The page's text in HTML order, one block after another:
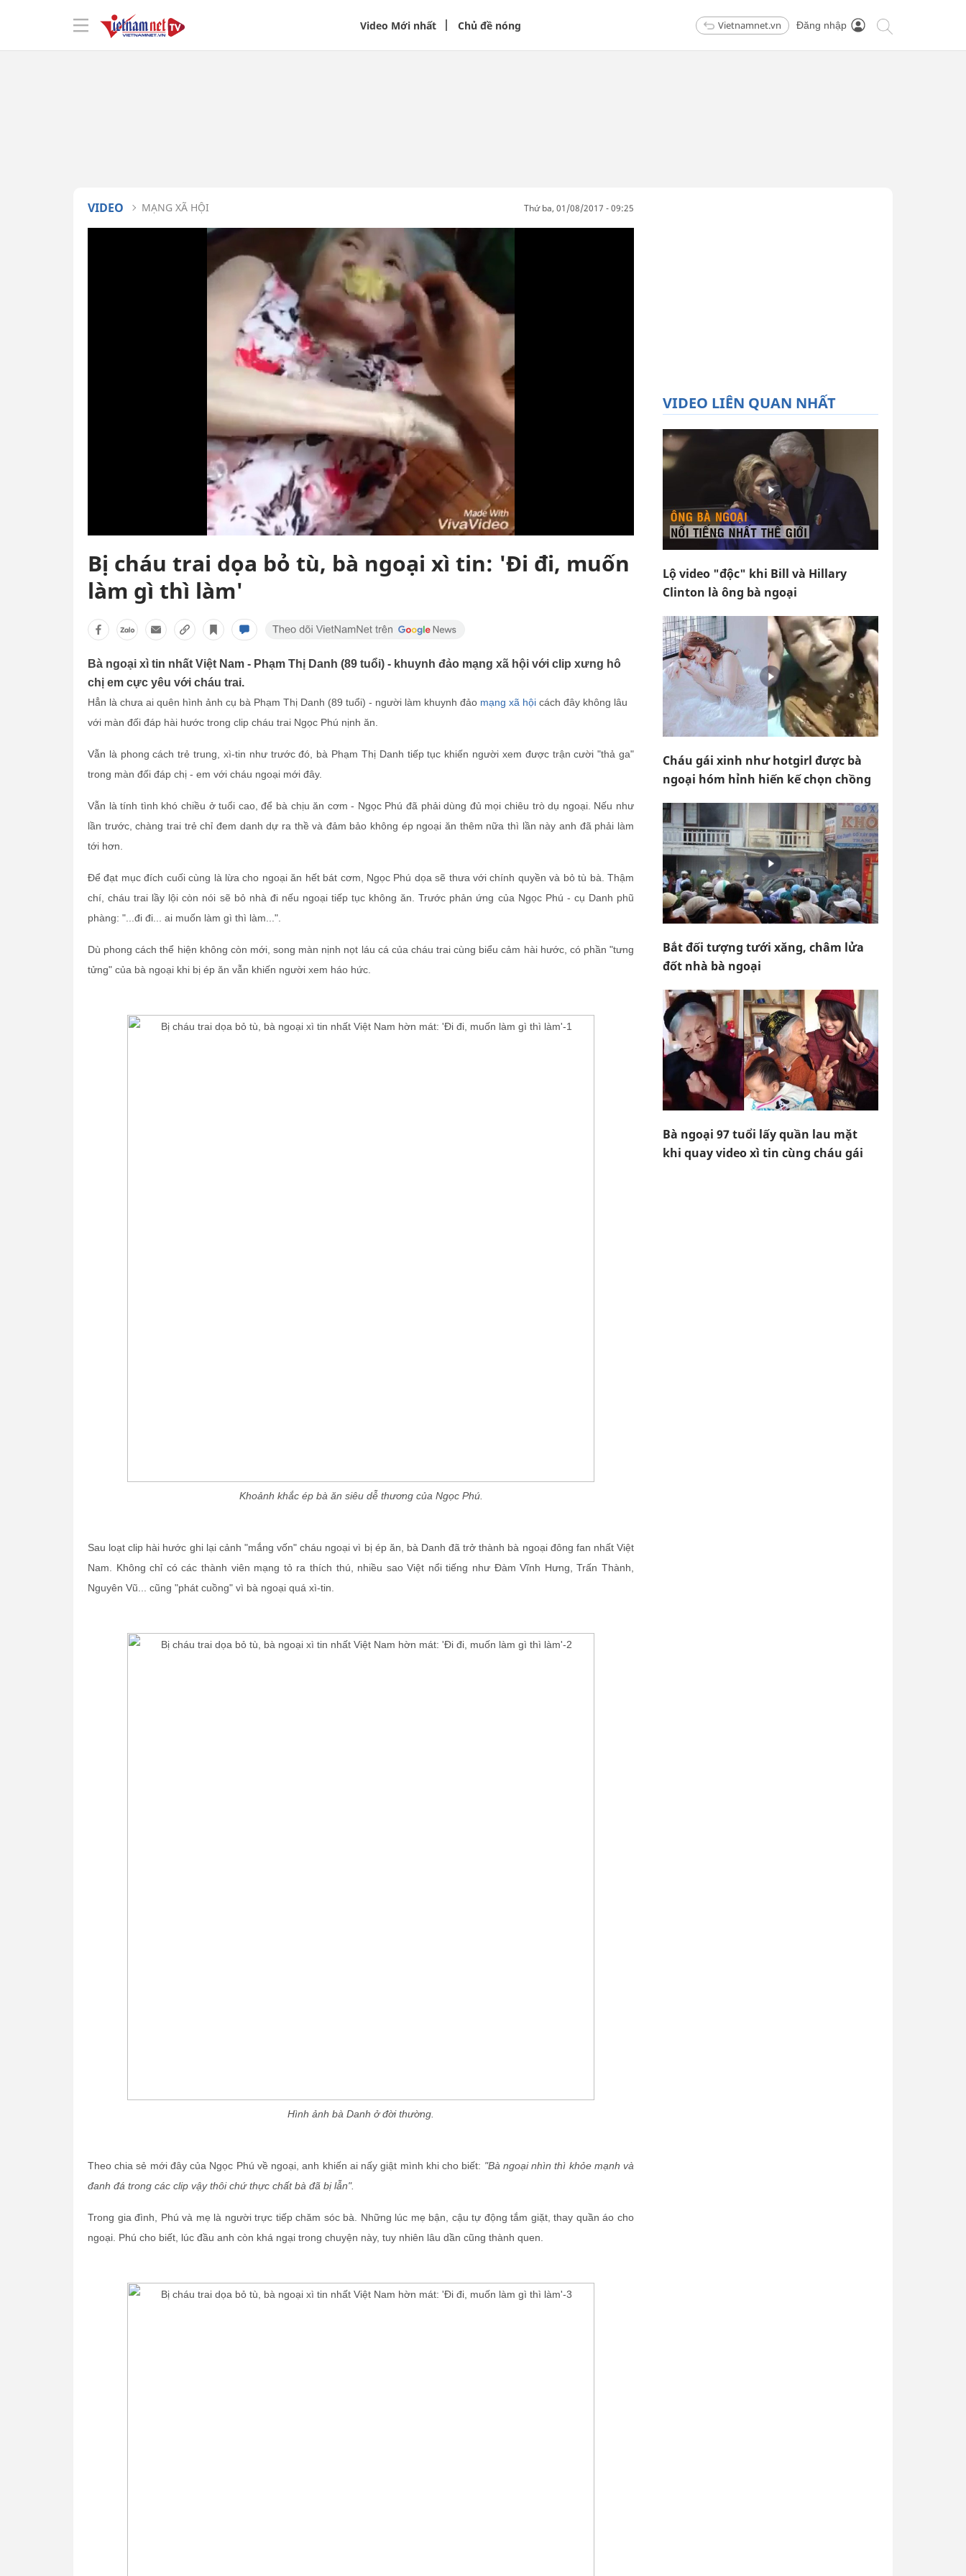
Video Mới nhất Chủ đề nóng Vietnamnet.vn Đăng nhập
VIDEO MẠNG XÃ HỘI thứ ba, 01/08/2017 - 09:25
Bị cháu trai dọa bỏ tù, bà ngoại xì tin: 'Đi đi, muốn
làm gì thì làm'
Bà ngoại xì tin nhất Việt Nam - Phạm Thị Danh (89 tuổi) - khuynh đảo mạng xã hội với clip xưng hô
chị em cực yêu với cháu trai.
Hẳn là chưa ai quên hình ảnh cụ bà Phạm Thị Danh (89 tuổi) - người làm khuynh đảo mạng xã hội cách đây không lâu
với màn đối đáp hài hước trong clip cháu trai Ngọc Phú nịnh ăn.
Vẫn là phong cách trẻ trung, xì-tin như trước đó, bà Phạm Thị Danh tiếp tục khiến người xem được trận cười "thả ga"
trong màn đối đáp chị - em với cháu ngoại mới đây.
Vẫn là tính tình khó chiều ở tuổi cao, để bà chịu ăn cơm - Ngọc Phú đã phải dùng đủ mọi chiêu trò dụ ngoại. Nếu như
lần trước, chàng trai trẻ chỉ đem danh dự ra thề và đảm bảo không ép ngoại ăn thêm nữa thì lần này anh đã phải làm
tới hơn.
Để đạt mục đích cuối cùng là lừa cho ngoại ăn hết bát cơm, Ngọc Phú dọa sẽ thưa với chính quyền và bỏ tù bà. Thậm
chí, cháu trai lầy lội còn nói sẽ bỏ nhà đi nếu ngoại tiếp tục không ăn. Trước phản ứng của Ngọc Phú - cụ Danh phũ
phàng: "...đi đi... ai muốn làm gì thì làm...".
Dù phong cách thể hiện không còn mới, song màn nịnh nọt láu cá của cháu trai cùng biểu cảm hài hước, có phần "tưng
tửng" của bà ngoại khi bị ép ăn vẫn khiến người xem háo hức.
Khoảnh khắc ép bà ăn siêu dễ thương của Ngọc Phú.
Sau loạt clip hài hước ghi lại cảnh "mắng vốn" cháu ngoại vì bị ép ăn, bà Danh đã trở thành bà ngoại đông fan nhất Việt
Nam. Không chỉ có các thành viên mạng tỏ ra thích thú, nhiều sao Việt nổi tiếng như Đàm Vĩnh Hưng, Trấn Thành,
Nguyên Vũ... cũng "phát cuồng" vì bà ngoại quá xì-tin.
Hình ảnh bà Danh ở đời thường.
Theo chia sẻ mới đây của Ngọc Phú về ngoại, anh khiến ai nấy giật mình khi cho biết: "Bà ngoại nhìn thì khỏe mạnh và
đanh đá trong các clip vậy thôi chứ thực chất bà đã bị lẫn".
Trong gia đình, Phú và mẹ là người trực tiếp chăm sóc bà. Những lúc mẹ bận, cậu tự động tắm giặt, thay quần áo cho
ngoại. Phú cho biết, lúc đầu anh còn khá ngại trong chuyện này, tuy nhiên lâu dần cũng thành quen.
VIDEO LIÊN QUAN NHẤT
Lộ video "độc" khi Bill và Hillary
Clinton là ông bà ngoại
Cháu gái xinh như hotgirl được bà
ngoại hóm hỉnh hiến kế chọn chồng
Bắt đối tượng tưới xăng, châm lửa
đốt nhà bà ngoại
Bà ngoại 97 tuổi lấy quần lau mặt
khi quay video xì tin cùng cháu gái